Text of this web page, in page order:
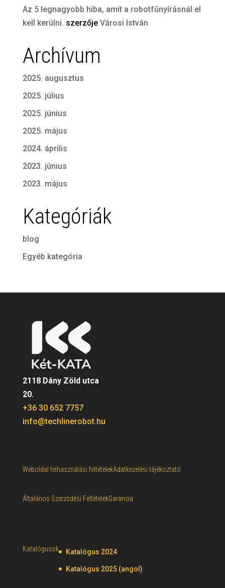
Az 5 legnagyobb hiba, amit a robotfűnyírásnál el
kell kerülni. szerzője Városi István
Archívum
2025. augusztus
2025. július
2025. június
2025. május
2024. április
2023. június
2023. május
Kategóriák
blog
Egyéb kategória
2118 Dány Zöld utca
20.
+36 30 652 7757
info@techlinerobot.hu
Weboldal felhasználási feltételekAdatkezelési tájékoztató
Általános Szerződési FeltételekGarancia
Katalógusok Katalógus 2024
Katalógus 2025 (angol)